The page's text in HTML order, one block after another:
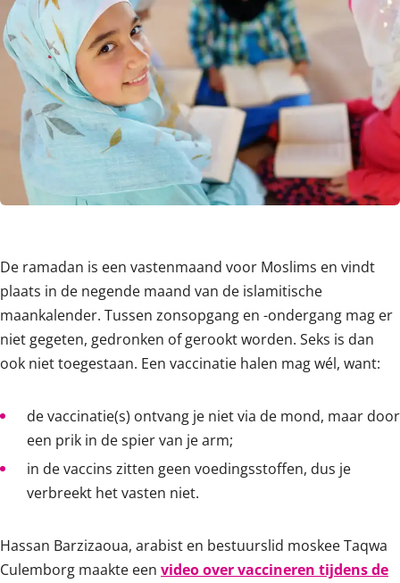
De ramadan is een vastenmaand voor Moslims en vindt
plaats in de negende maand van de islamitische
maankalender. Tussen zonsopgang en -ondergang mag er
niet gegeten, gedronken of gerookt worden. Seks is dan
ook niet toegestaan. Een vaccinatie halen mag wél, want:
de vaccinatie(s) ontvang je niet via de mond, maar door
een prik in de spier van je arm;
in de vaccins zitten geen voedingsstoffen, dus je
verbreekt het vasten niet.
Hassan Barzizaoua, arabist en bestuurslid moskee Taqwa
Culemborg maakte een video over vaccineren tijdens de